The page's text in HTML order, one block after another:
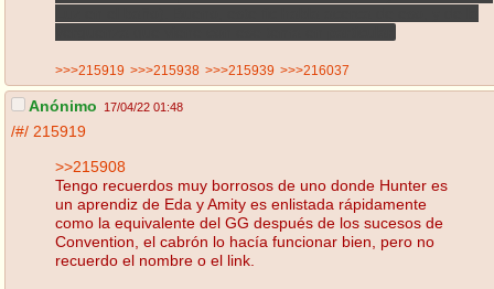
>>>215919 >>>215938 >>>215939 >>>216037
Anónimo 17/04/22 01:48
/#/ 215919
>>215908
Tengo recuerdos muy borrosos de uno donde Hunter es
un aprendiz de Eda y Amity es enlistada rápidamente
como la equivalente del GG después de los sucesos de
Convention, el cabrón lo hacía funcionar bien, pero no
recuerdo el nombre o el link.